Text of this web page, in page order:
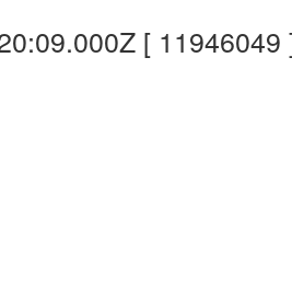
[ 11946049